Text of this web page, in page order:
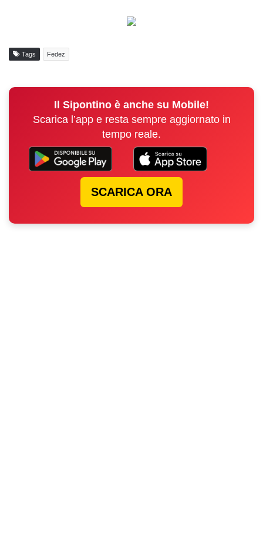
Tags Fedez
Il Sipontino è anche su Mobile!
Scarica l’app e resta sempre aggiornato in
tempo reale.
SCARICA ORA